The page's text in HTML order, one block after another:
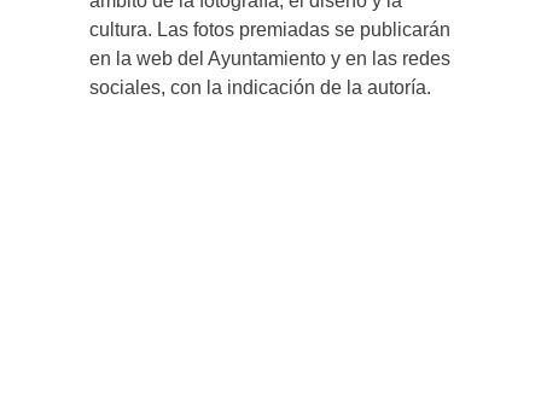
cultura. Las fotos premiadas se publicarán
en la web del Ayuntamiento y en las redes
sociales, con la indicación de la autoría.